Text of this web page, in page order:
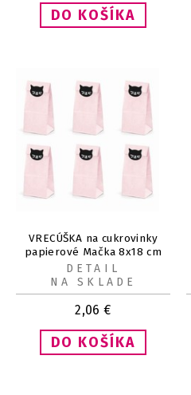
VRECÚŠKA na cukrovinky
papierové Mačka 8x18 cm
6ks
2,06 €
DETAIL
NA SKLADE